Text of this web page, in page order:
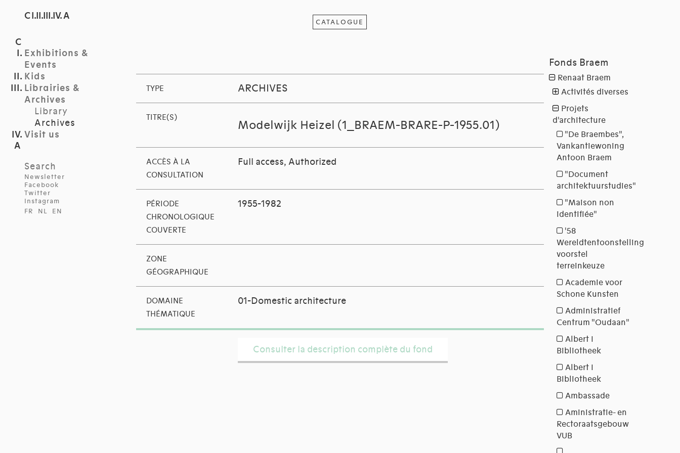
C I.II.III.IV. A
Exhibitions &
Events
Kids
Librairies &
Archives
Library
Archives
Visit us
Search
Newsletter
Facebook
Twitter
Instagram
FR
NL EN
CATALOGUE
TYPE ARCHIVES
TITRE(S)
Modelwijk Heizel (1_BRAEM-BRARE-P-1955.01)
ACCÈS À LA
CONSULTATION
Full access, Authorized
PÉRIODE
CHRONOLOGIQUE
COUVERTE
1955-1982
ZONE
GÉOGRAPHIQUE
DOMAINE
THÉMATIQUE
01-Domestic architecture
Consulter la description complète du fond